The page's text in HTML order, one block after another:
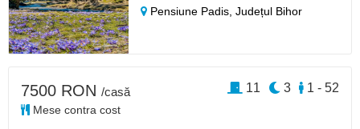
Pensiune Padis,Județul Bihor
7500 RON /casă
Mese contra cost
1 - 52
3
11